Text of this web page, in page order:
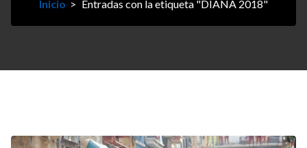
Inicio > Entradas con la etiqueta "DIANA 2018"